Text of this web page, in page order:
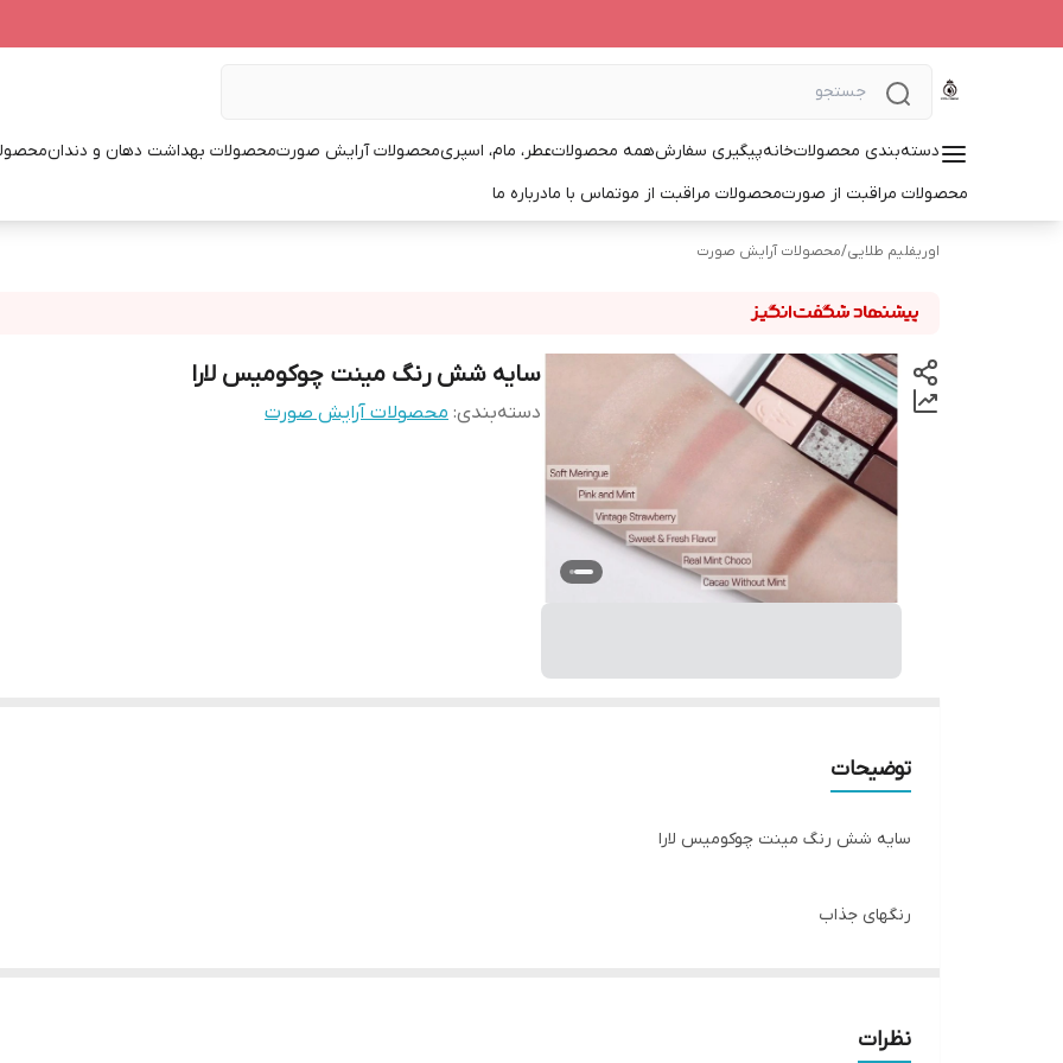
دسته‌بندی محصولاتخانهپیگیری سفارشهمه محصولاتعطر، مام، اسپریمحصولات آرایش صورتمحصولات بهداشت دهان و دندان
محصولات مراقبت از صورتمحصولات مراقبت از موتماس با مادرباره ما
اوریفلیم طلایی/محصولات آرایش صورت
سایه شش رنگ مینت چوکومیس لارا
دسته‌بندی: محصولات آرایش صورت
توضیحات
سایه شش رنگ مینت چوکومیس لارا
رنگهای جذاب
نظرات